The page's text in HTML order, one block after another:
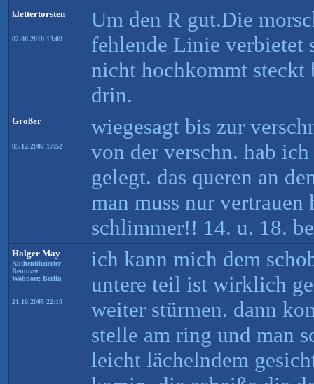
klettertorsten
02.08.2010 13:09
Um den R gut.Die
fehlende Linie verbietet
nicht hochkommt steckt
drin.
Großer
05.12.2007 17:52
wiegesagt bis zur
von der verschn. hab
gelegt. das queren an
man muss nur
schlimmer!! 14. u. 18.
Holger May
Authentifizierter
Benutzer
Wohnort: Berlin
21.10.2005 22:10
ich kann mich dem
untere teil ist wirklich
weiter stürmen. dann
stelle am ring und man
leicht lächelndem